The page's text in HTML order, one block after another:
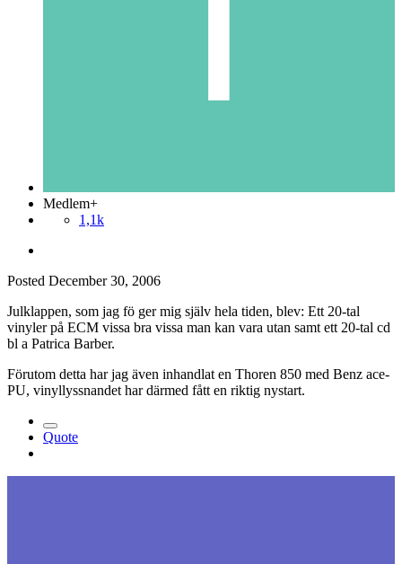
Medlem+
1,1k
Posted December 30, 2006
Julklappen, som jag fö ger mig själv hela tiden, blev: Ett 20-tal
vinyler på ECM vissa bra vissa man kan vara utan samt ett 20-tal cd
bl a Patrica Barber.
Förutom detta har jag även inhandlat en Thoren 850 med Benz ace-
PU, vinyllyssnandet har därmed fått en riktig nystart.
Quote